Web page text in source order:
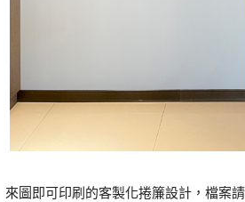
來圖即可印刷的客製化捲簾設計，檔案